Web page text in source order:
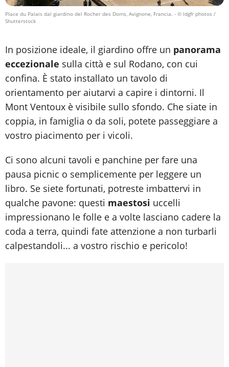
Place du Palais dal giardino del Rocher des Doms, Avignone, Francia. - © ldgfr photos /
Shutterstock
In posizione ideale, il giardino offre un panorama
eccezionale sulla città e sul Rodano, con cui
confina. È stato installato un tavolo di
orientamento per aiutarvi a capire i dintorni. Il
Mont Ventoux è visibile sullo sfondo. Che siate in
coppia, in famiglia o da soli, potete passeggiare a
vostro piacimento per i vicoli.
Ci sono alcuni tavoli e panchine per fare una
pausa picnic o semplicemente per leggere un
libro. Se siete fortunati, potreste imbattervi in
qualche pavone: questi maestosi uccelli
impressionano le folle e a volte lasciano cadere la
coda a terra, quindi fate attenzione a non turbarli
calpestandoli... a vostro rischio e pericolo!